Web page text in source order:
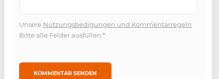
Unsere Nutzungsbedigungen und Kommentarregeln
Bitte alle Felder ausfüllen *